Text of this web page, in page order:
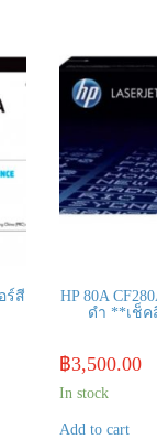
ร์สี
HP 80A
ดำ **เช็
฿3,500.00
In stock
Add to cart